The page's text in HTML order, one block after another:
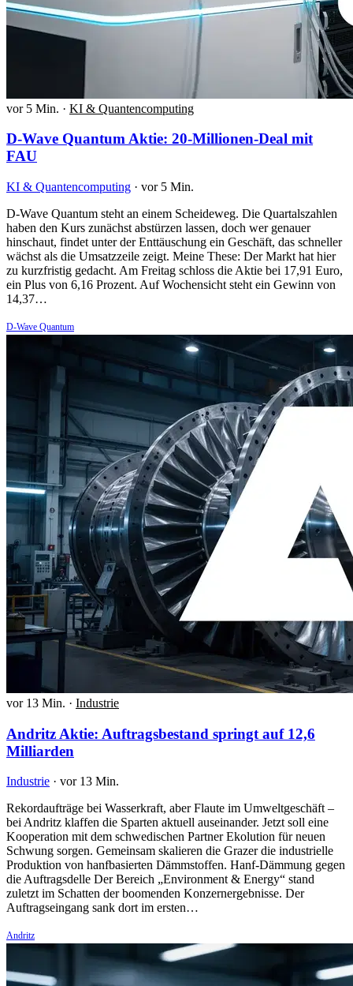
vor 5 Min. · KI & Quantencomputing
D-Wave Quantum Aktie: 20-Millionen-Deal mit
FAU
KI & Quantencomputing · vor 5 Min.
D-Wave Quantum steht an einem Scheideweg. Die Quartalszahlen
haben den Kurs zunächst abstürzen lassen, doch wer genauer
hinschaut, findet unter der Enttäuschung ein Geschäft, das schneller
wächst als die Umsatzzeile zeigt. Meine These: Der Markt hat hier
zu kurzfristig gedacht. Am Freitag schloss die Aktie bei 17,91 Euro,
ein Plus von 6,16 Prozent. Auf Wochensicht steht ein Gewinn von
14,37…
D-Wave Quantum
vor 13 Min. · Industrie
Andritz Aktie: Auftragsbestand springt auf 12,6
Milliarden
Industrie · vor 13 Min.
Rekordaufträge bei Wasserkraft, aber Flaute im Umweltgeschäft –
bei Andritz klaffen die Sparten aktuell auseinander. Jetzt soll eine
Kooperation mit dem schwedischen Partner Ekolution für neuen
Schwung sorgen. Gemeinsam skalieren die Grazer die industrielle
Produktion von hanfbasierten Dämmstoffen. Hanf-Dämmung gegen
die Auftragsdelle Der Bereich „Environment & Energy“ stand
zuletzt im Schatten der boomenden Konzernergebnisse. Der
Auftragseingang sank dort im ersten…
Andritz